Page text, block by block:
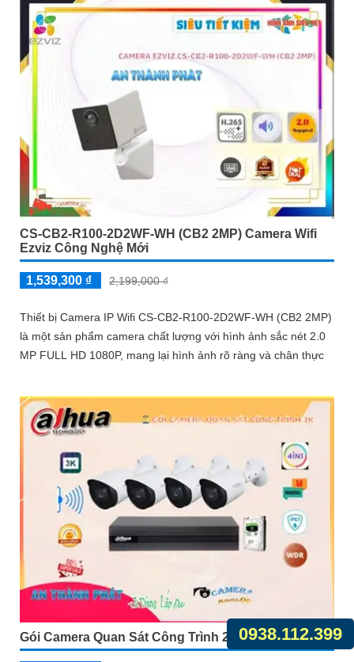
CS-CB2-R100-2D2WF-WH (CB2 2MP) Camera Wifi
Ezviz Công Nghệ Mới
1,539,300 ₫ 2,199,000 ₫
Thiết bị Camera IP Wifi CS-CB2-R100-2D2WF-WH (CB2 2MP)
là một sản phẩm camera chất lượng với hình ảnh sắc nét 2.0
MP FULL HD 1080P, mang lại hình ảnh rõ ràng và chân thực
Gói Camera Quan Sát Công Trình 2k 0938.112.399